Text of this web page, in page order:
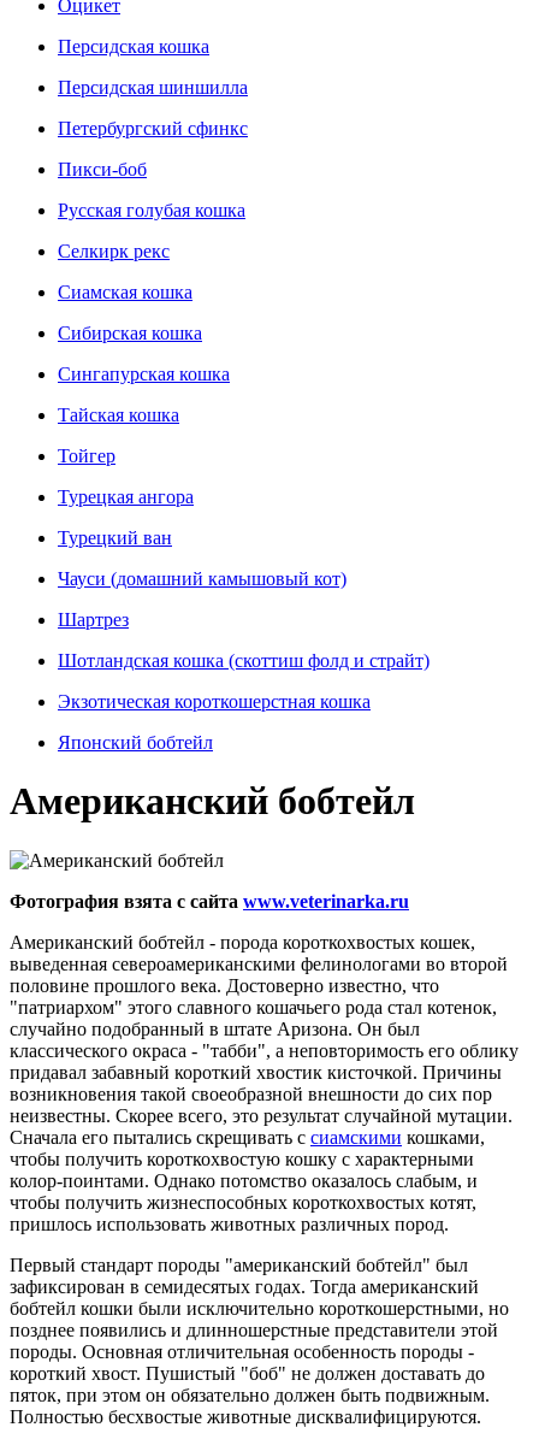
Оцикет
Персидская кошка
Персидская шиншилла
Петербургский сфинкс
Пикси-боб
Русская голубая кошка
Селкирк рекс
Сиамская кошка
Сибирская кошка
Сингапурская кошка
Тайская кошка
Тойгер
Турецкая ангора
Турецкий ван
Чауси (домашний камышовый кот)
Шартрез
Шотландская кошка (скоттиш фолд и страйт)
Экзотическая короткошерстная кошка
Японский бобтейл
Американский бобтейл
Фотография взята с сайта www.veterinarka.ru
Американский бобтейл - порода короткохвостых кошек,
выведенная североамериканскими фелинологами во второй
половине прошлого века. Достоверно известно, что
"патриархом" этого славного кошачьего рода стал котенок,
случайно подобранный в штате Аризона. Он был
классического окраса - "табби", а неповторимость его облику
придавал забавный короткий хвостик кисточкой. Причины
возникновения такой своеобразной внешности до сих пор
неизвестны. Скорее всего, это результат случайной мутации.
Сначала его пытались скрещивать с сиамскими кошками,
чтобы получить короткохвостую кошку с характерными
колор-поинтами. Однако потомство оказалось слабым, и
чтобы получить жизнеспособных короткохвостых котят,
пришлось использовать животных различных пород.
Первый стандарт породы "американский бобтейл" был
зафиксирован в семидесятых годах. Тогда американский
бобтейл кошки были исключительно короткошерстными, но
позднее появились и длинношерстные представители этой
породы. Основная отличительная особенность породы -
короткий хвост. Пушистый "боб" не должен доставать до
пяток, при этом он обязательно должен быть подвижным.
Полностью бесхвостые животные дисквалифицируются.